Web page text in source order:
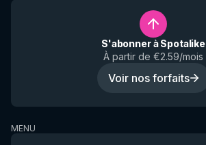
S'abonner à Spotalike
À partir de €2.59/mois
Voir nos forfaits
MENU